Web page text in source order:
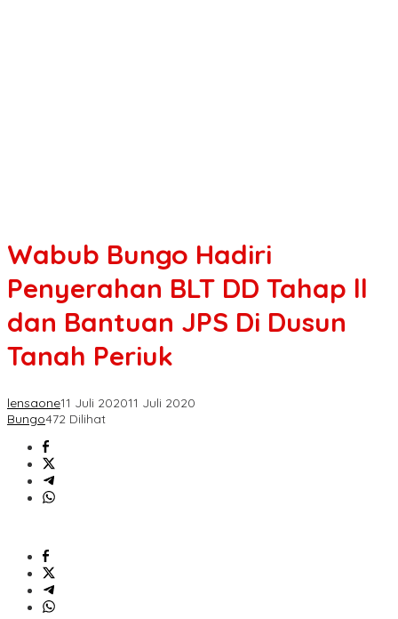
Wabub Bungo Hadiri
Penyerahan BLT DD Tahap ll
dan Bantuan JPS Di Dusun
Tanah Periuk
lensaone11 Juli 202011 Juli 2020
Bungo472 Dilihat